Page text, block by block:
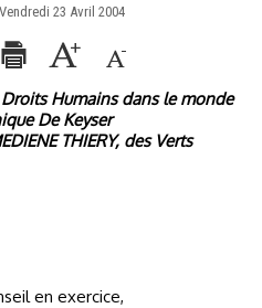
23 Avril 2004
Humains dans le monde
De Keyser
THIERY, des Verts
en exercice,